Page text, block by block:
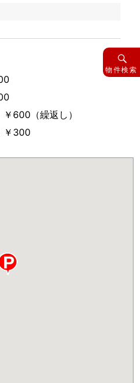
600（繰返し）
￥300
物件検索